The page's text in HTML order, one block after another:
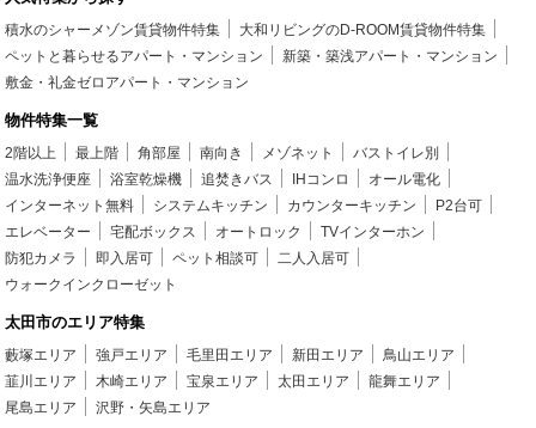
積水のシャーメゾン賃貸物件特集
大和リビングのD-ROOM賃貸物件特集
ペットと暮らせるアパート・マンション
新築・築浅アパート・マンション
敷金・礼金ゼロアパート・マンション
物件特集一覧
2階以上 最上階 角部屋 南向き メゾネット
バストイレ別
温水洗浄便座
浴室乾燥機 追焚きバス IHコンロ
オール電化
インターネット無料
システムキッチン カウンターキッチン
P2台可
エレベーター
宅配ボックス オートロック
TVインターホン
防犯カメラ
即入居可 ペット相談可
二人入居可
ウォークインクローゼット
太田市のエリア特集
藪塚エリア 強戸エリア 毛里田エリア 新田エリア
鳥山エリア
韮川エリア
木崎エリア 宝泉エリア 太田エリア
龍舞エリア
尾島エリア
沢野・矢島エリア